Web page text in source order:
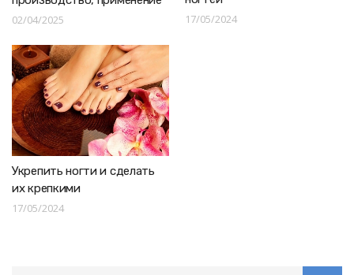
02/04/2025
17/05/2024
Укрепить ногти и сделать
их крепкими
17/05/2024